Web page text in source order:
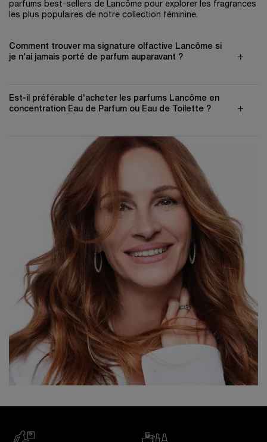
parfums best-sellers de Lancôme pour explorer les fragrances
les plus populaires de notre collection féminine.
Comment trouver ma signature olfactive Lancôme si
je n'ai jamais porté de parfum auparavant ?
Est-il préférable d'acheter les parfums Lancôme en
concentration Eau de Parfum ou Eau de Toilette ?